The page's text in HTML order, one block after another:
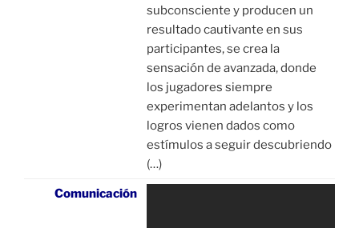
subconsciente y producen un
resultado cautivante en sus
participantes, se crea la
sensación de avanzada, donde
los jugadores siempre
experimentan adelantos y los
logros vienen dados como
estímulos a seguir descubriendo
(…)
Comunicación